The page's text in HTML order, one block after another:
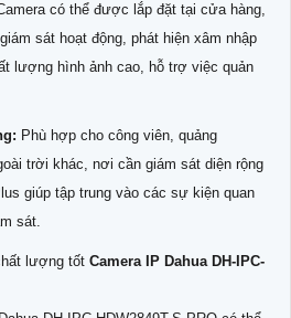
có thể được lắp đặt tại cửa hàng,
sát hoạt động, phát hiện xâm nhập
lượng hình ảnh cao, hỗ trợ việc quản
Phù hợp cho công viên, quảng
trời khác, nơi cần giám sát diện rộng
giúp tập trung vào các sự kiện quan
sát.
lượng tốt Camera IP Dahua DH-IPC-